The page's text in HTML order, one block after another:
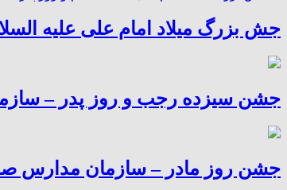
جش بزرگ میلاد امام علی علیه
جشن سیزده رجب و روز پدر –
جشن روز مادر – سازمان مدارس